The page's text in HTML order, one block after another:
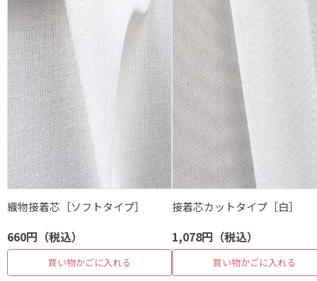
織物接着芯［ソフトタイプ］
660円（税込）
買い物かごに入れる
接着芯カットタイプ［白］
1,078円（税込）
買い物かごに入れる